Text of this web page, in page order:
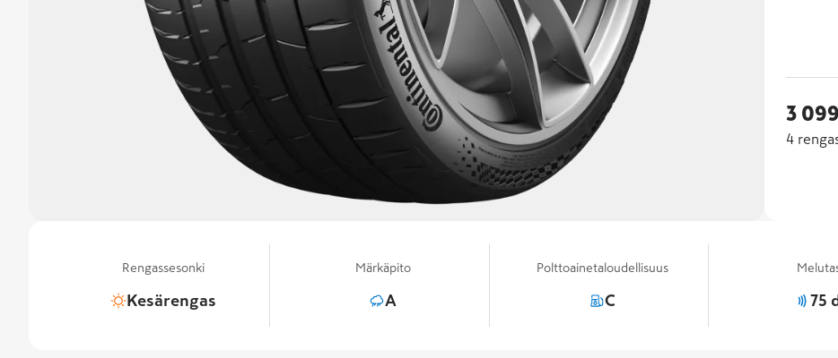
3
4
Rengassesonki
Kesärengas
Märkäpito
A
Polttoainetaloudellisuus
C 75